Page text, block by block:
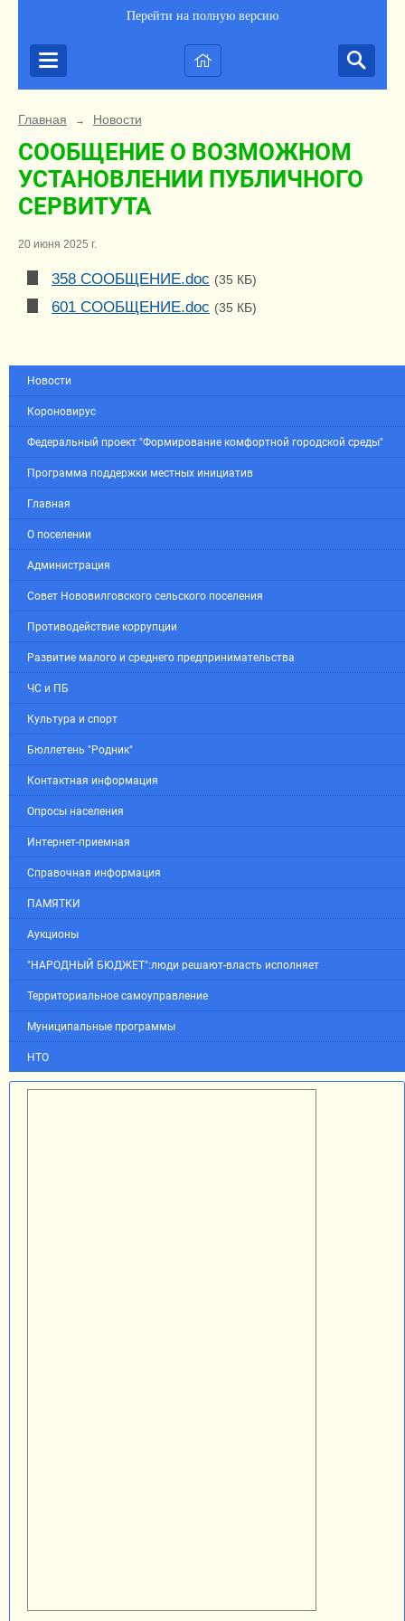
Перейти на полную версию
Главная → Новости
СООБЩЕНИЕ О ВОЗМОЖНОМ
УСТАНОВЛЕНИИ ПУБЛИЧНОГО
СЕРВИТУТА
20 июня 2025 г.
358 СООБЩЕНИЕ.doc (35 КБ)
601 СООБЩЕНИЕ.doc (35 КБ)
Новости
Короновирус
Федеральный проект "Формирование комфортной городской среды"
Программа поддержки местных инициатив
Главная
О поселении
Администрация
Совет Нововилговского сельского поселения
Противодействие коррупции
Развитие малого и среднего предпринимательства
ЧС и ПБ
Культура и спорт
Бюллетень "Родник"
Контактная информация
Опросы населения
Интернет-приемная
Справочная информация
ПАМЯТКИ
Аукционы
"НАРОДНЫЙ БЮДЖЕТ":люди решают-власть исполняет
Территориальное самоуправление
Муниципальные программы
НТО